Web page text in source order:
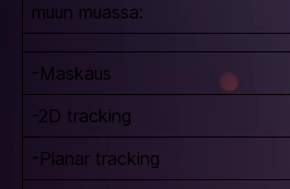
muun muassa:
-Maskaus
-2D tracking
-Planar tracking